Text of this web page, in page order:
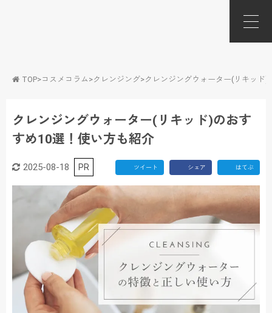
TOP>コスメコラム >クレンジング>クレンジングウォーター(リキッド
クレンジングウォーター(リキッド)のおす
すめ10選！使い方も紹介
2025-08-18 PR ツイート シェア はてぶ